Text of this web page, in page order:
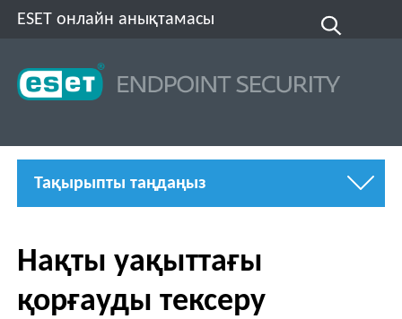
ESET онлайн анықтамасы
Тақырыпты таңдаңыз
Нақты уақыттағы
қорғауды тексеру